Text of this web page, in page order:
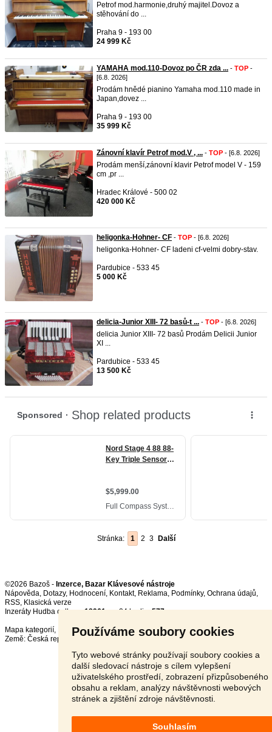
Používáme soubory cookies
Tyto webové stránky používají soubory cookies a
další sledovací nástroje s cílem vylepšení
uživatelského prostředí, zobrazení přizpůsobeného
obsahu a reklam, analýzy návštěvnosti webových
stránek a zjištění zdroje návštěvnosti.
Souhlasím
Petrof mod.harmonie,druhý majitel.Dovoz a
stěhování do ...
Praha 9 - 193 00
24 999 Kč
YAMAHA mod.110-Dovoz po ČR zda ... - TOP -
[6.8. 2026]
Prodám hnědé pianino Yamaha mod.110 made in
Japan,dovez ...
Praha 9 - 193 00
35 999 Kč
Zánovní klavír Petrof mod.V , ... - TOP - [6.8. 2026]
Prodám menší,zánovní klavir Petrof model V - 159
cm ,pr ...
Hradec Králové - 500 02
420 000 Kč
heligonka-Hohner- CF - TOP - [6.8. 2026]
heligonka-Hohner- CF ladeni cf-velmi dobry-stav.
Pardubice - 533 45
5 000 Kč
delicia-Junior XIII- 72 basů-t ... - TOP - [6.8. 2026]
delicia Junior XIII- 72 basů Prodám Delicii Junior
XI ...
Pardubice - 533 45
13 500 Kč
Stránka: 1 2 3 Další
©2026 Bazoš - Inzerce, Bazar Klávesové nástroje
Nápověda, Dotazy, Hodnocení, Kontakt, Reklama, Podmínky, Ochrana údajů,
RSS,
Inzeráty Hudba celkem:18961, za 24 hodin:577
Mapa kategorií,
Nejvyhledávanější výrazy
Země: Česká republika Rakousko